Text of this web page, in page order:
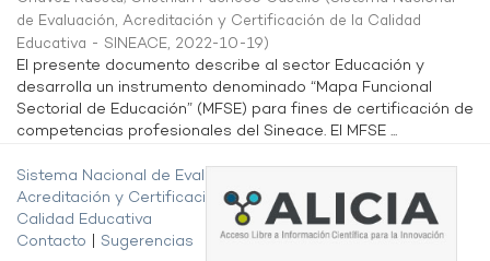
de Evaluación, Acreditación y Certificación de la Calidad
Educativa - SINEACE, 2022-10-19)
El presente documento describe al sector Educación y
desarrolla un instrumento denominado “Mapa Funcional
Sectorial de Educación” (MFSE) para fines de certificación de
competencias profesionales del Sineace. El MFSE ...
Sistema Nacional de Evaluación,
Acreditación y Certificación de la
Calidad Educativa
Contacto
Sugerencias